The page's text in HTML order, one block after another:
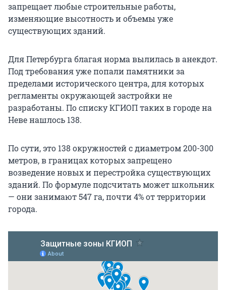
запрещает любые строительные работы,
изменяющие высотность и объемы уже
существующих зданий.
Для Петербурга благая норма вылилась в анекдот.
Под требования уже попали памятники за
пределами исторического центра, для которых
регламенты окружающей застройки не
разработаны. По списку КГИОП таких в городе на
Неве нашлось 138.
По сути, это 138 окружностей с диаметром 200-300
метров, в границах которых запрещено
возведение новых и перестройка существующих
зданий. По формуле подсчитать может школьник
— они занимают 547 га, почти 4% от территории
города.